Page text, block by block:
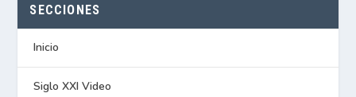
SECCIONES
Inicio
Siglo XXI Video